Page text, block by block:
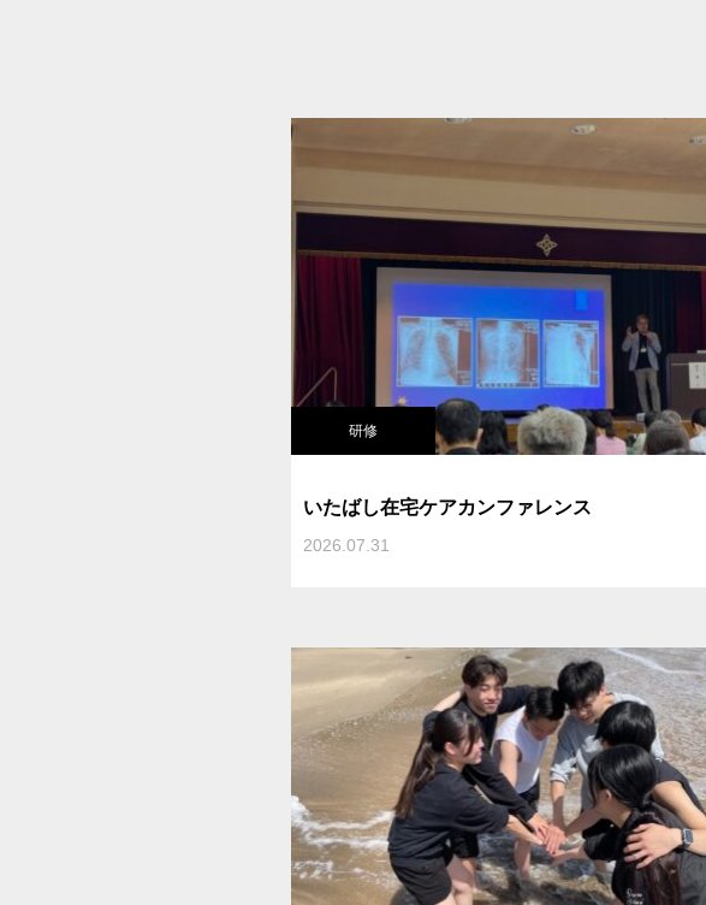
研修
いたばし在宅ケアカンファレンス
2026.07.31